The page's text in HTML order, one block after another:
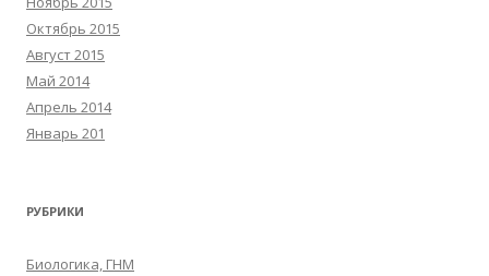
Октябрь 2015
Август 2015
Май 2014
Апрель 2014
Январь 201
РУБРИКИ
Биологика, ГНМ